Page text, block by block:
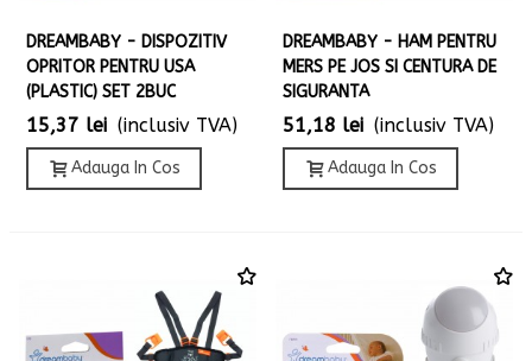
DREAMBABY - DISPOZITIV
OPRITOR PENTRU USA
(PLASTIC) SET 2BUC
15,37 lei (inclusiv TVA)
Adauga In Cos
DREAMBABY - HAM PENTRU
MERS PE JOS SI CENTURA DE
SIGURANTA
51,18 lei (inclusiv TVA)
Adauga In Cos